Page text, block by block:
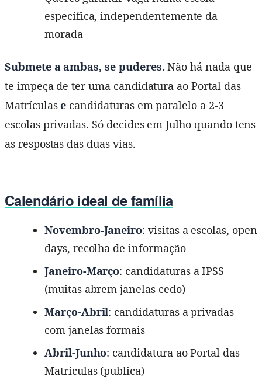
específica, independentemente da
morada
Submete a ambas, se puderes. Não há nada que
te impeça de ter uma candidatura ao Portal das
Matrículase candidaturas em paralelo a 2-3
escolas privadas. Só decides em Julho quando tens
as respostas das duas vias.
Calendário ideal de família
Novembro-Janeiro: visitas a escolas, open
days, recolha de informação
Janeiro-Março: candidaturas a IPSS
(muitas abrem janelas cedo)
Março-Abril: candidaturas a privadas
com janelas formais
Abril-Junho: candidatura ao Portal das
Matrículas (publica)